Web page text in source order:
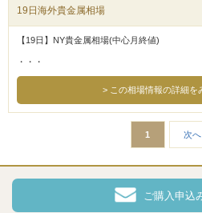
19日海外貴金属相場
【19日】NY貴金属相場(中心月終値)
・・・
この相場情報の詳細を
1 次
ご購入申込